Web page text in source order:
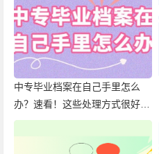
中专毕业档案在自己手里怎么
办？速看！这些处理方式很好
用！